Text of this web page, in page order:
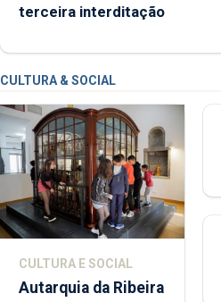
terceira interditação
CULTURA & SOCIAL
CULTURA E SOCIAL
Autarquia da Ribeira